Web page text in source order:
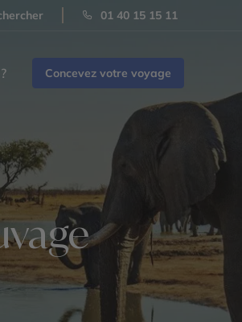
01 40 15 15 11
Concevez votre voyage